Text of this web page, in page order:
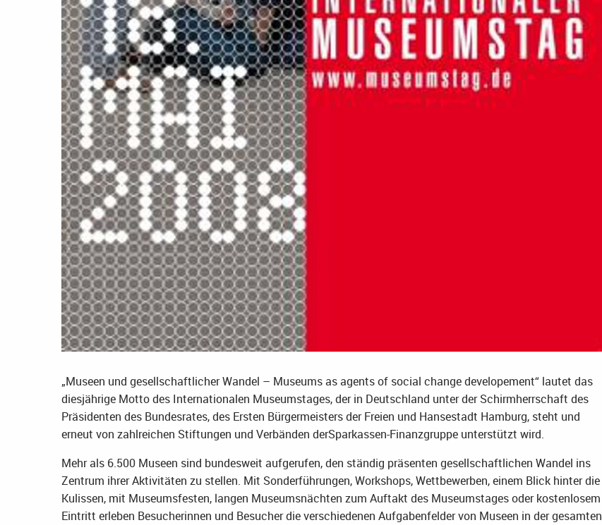
„Museen und gesellschaftlicher Wandel – Museums as agents of social change developement“ lautet das
diesjährige Motto des Internationalen Museumstages, der in Deutschland unter der Schirmherrschaft des
Präsidenten des Bundesrates, des Ersten Bürgermeisters der Freien und Hansestadt Hamburg, steht und
erneut von zahlreichen Stiftungen und Verbänden derSparkassen-Finanzgruppe unterstützt wird.
Mehr als 6.500 Museen sind bundesweit aufgerufen, den ständig präsenten gesellschaftlichen Wandel ins
Zentrum ihrer Aktivitäten zu stellen. Mit Sonderführungen, Workshops, Wettbewerben, einem Blick hinter die
Kulissen, mit Museumsfesten, langen Museumsnächten zum Auftakt des Museumstages oder kostenlosem
Eintritt erleben Besucherinnen und Besucher die verschiedenen Aufgabenfelder von Museen in der gesamten